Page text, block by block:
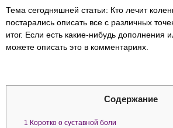
Тема сегодняшней статьи: Кто лечит
постарались описать все с различных
итог. Если есть какие-нибудь дополнения
можете описать это в комментариях.
Содержание
1 Коротко о суставной боли